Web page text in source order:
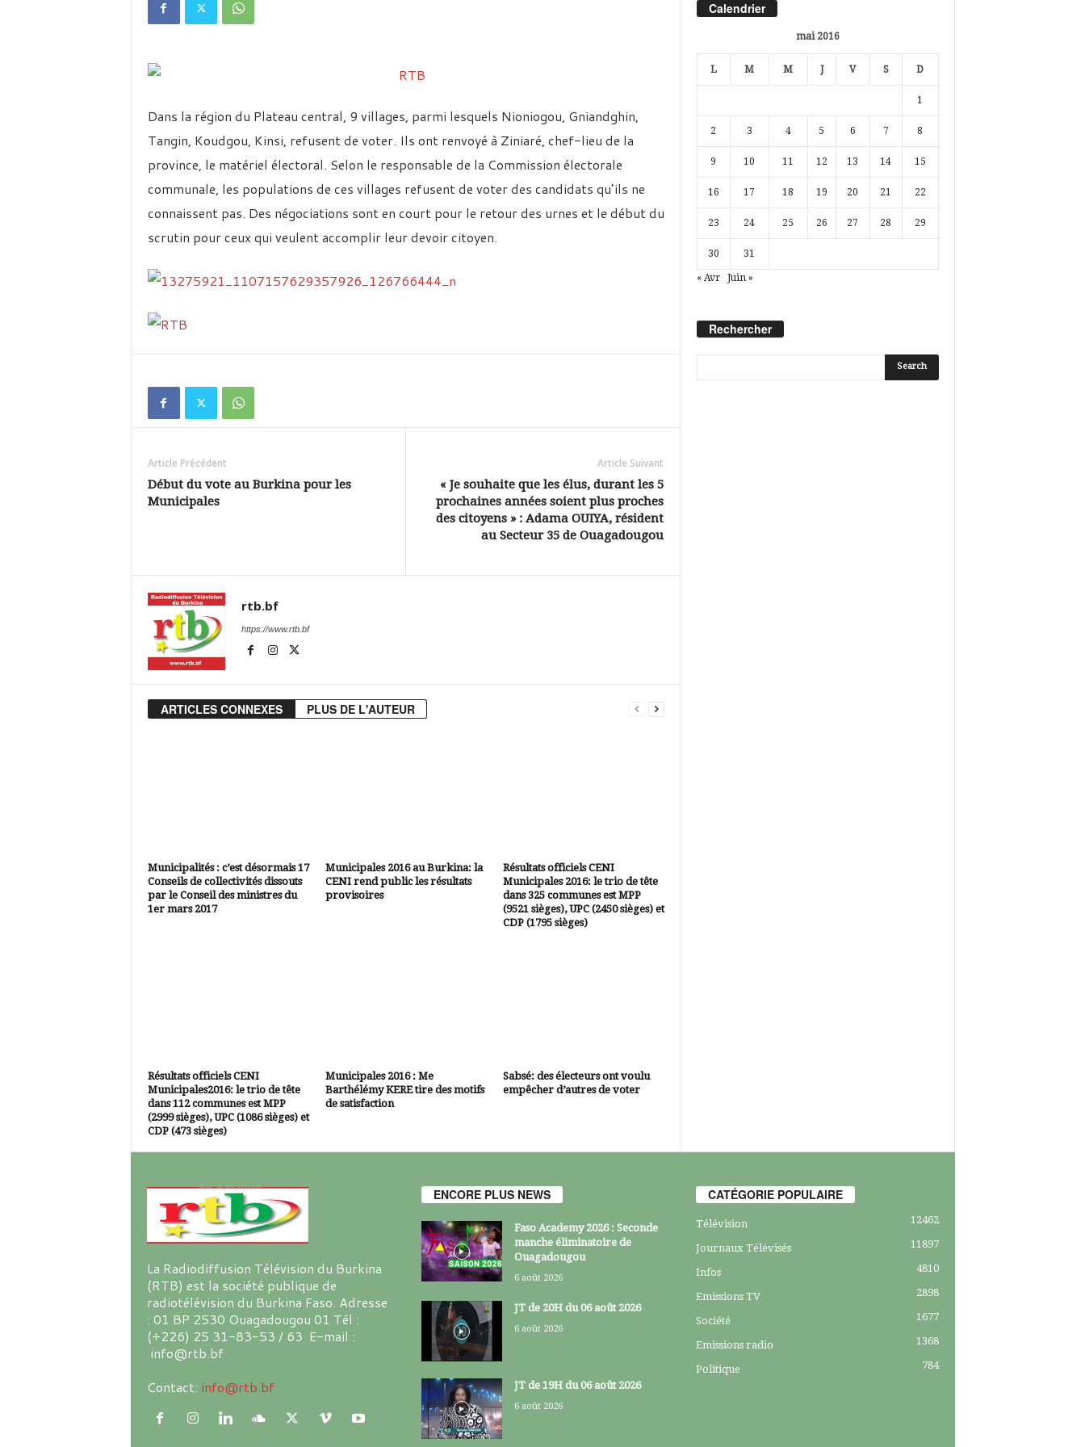
Dans la région du Plateau central, 9 villages, parmi lesquels Nioniogou, Gniandghin,
Tangin, Koudgou, Kinsi, refusent de voter. Ils ont renvoyé à Ziniaré, chef-lieu de la
province, le matériel électoral. Selon le responsable de la Commission électorale
communale, les populations de ces villages refusent de voter des candidats qu’ils ne
connaissent pas. Des négociations sont en court pour le retour des urnes et le début du
scrutin pour ceux qui veulent accomplir leur devoir citoyen.
Article Précédent
Début du vote au Burkina pour les
Municipales
Article Suivant
« Je souhaite que les élus, durant les 5
prochaines années soient plus proches
des citoyens » : Adama OUIYA, résident
au Secteur 35 de Ouagadougou
rtb.bf
https://www.rtb.bf
ARTICLES CONNEXES PLUS DE L'AUTEUR
Municipalités : c’est désormais 17
Conseils de collectivités dissouts
par le Conseil des ministres du
1er mars 2017
Municipales 2016 au Burkina: la
CENI rend public les résultats
provisoires
Résultats officiels CENI
Municipales 2016: le trio de tête
dans 325 communes est MPP
(9521 sièges), UPC (2450 sièges) et
CDP (1795 sièges)
Résultats officiels CENI
Municipales2016: le trio de tête
dans 112 communes est MPP
(2999 sièges), UPC (1086 sièges) et
CDP (473 sièges)
Municipales 2016 : Me
Barthélémy KERE tire des motifs
de satisfaction
Sabsé: des électeurs ont voulu
empêcher d’autres de voter
Calendrier
mai 2016
L M M J V S D
1
2 3 4 5 6 7 8
9 10 11 12 13 14 15
16 17 18 19 20 21 22
23 24 25 26 27 28 29
30 31
« Avr Juin »
Rechercher
La Radiodiffusion Télévision du Burkina
(RTB) est la société publique de
radiotélévision du Burkina Faso. Adresse
: 01 BP 2530 Ouagadougou 01 Tél :
(+226) 25 31-83-53 / 63 E-mail :
info@rtb.bf
Contact: info@rtb.bf
ENCORE PLUS NEWS
Faso Academy 2026 : Seconde
manche éliminatoire de
Ouagadougou
6 août 2026
JT de 20H du 06 août 2026
6 août 2026
JT de 19H du 06 août 2026
6 août 2026
CATÉGORIE POPULAIRE
Télévision 12462
Journaux Télévisés 11897
Infos 4810
Emissions TV 2898
Société 1677
Emissions radio 1368
Politique 784